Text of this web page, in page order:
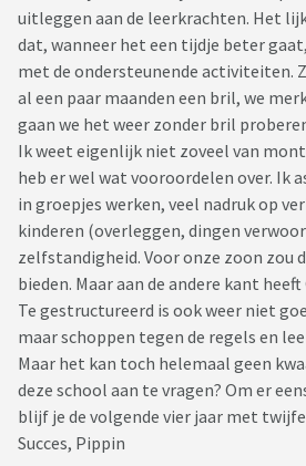
uitleggen aan de leerkrachten. Het
dat, wanneer het een tijdje beter
met de ondersteunende activiteiten.
al een paar maanden een bril, we
gaan we het weer zonder bril
Ik weet eigenlijk niet zoveel van
heb er wel wat vooroordelen over. Ik
in groepjes werken, veel nadruk op
kinderen (overleggen, dingen
zelfstandigheid. Voor onze zoon zou
bieden. Maar aan de andere kant
Te gestructureerd is ook weer niet
maar schoppen tegen de regels en
Maar het kan toch helemaal geen
deze school aan te vragen? Om er
blijf je de volgende vier jaar met
Succes, Pippin